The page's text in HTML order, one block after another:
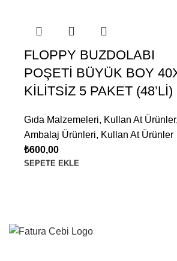
SEPETE EKLE
FLOPPY BUZDOLABI
POŞETİ BÜYÜK BOY
KİLİTSİZ 5 PAKET (48’Lİ)
Gıda Malzemeleri, Kullan At Ürünler,
Ambalaj Ürünleri, Kullan At Ürünler
₺600,00